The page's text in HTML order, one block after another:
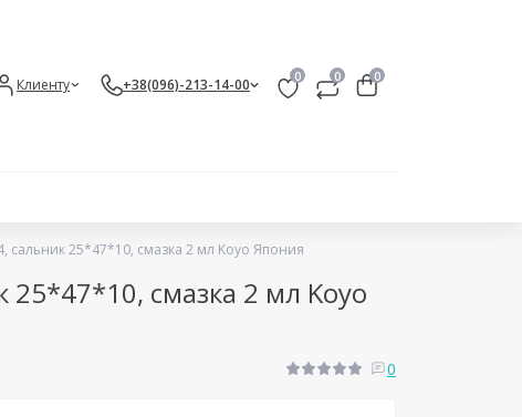
Клиенту +38(096)-213-14-00 0 0 0
25*47*10, смазка 2 мл Koyo Япония
смазка 2 мл Koyo
0